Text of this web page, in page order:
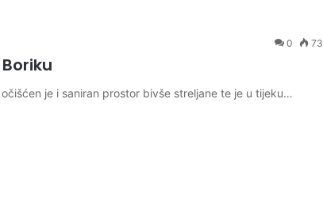
0 73
je i saniran prostor bivše streljane te je u tijeku…